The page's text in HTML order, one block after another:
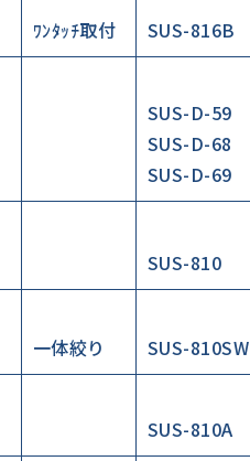
ﾜﾝﾀｯﾁ取付 SUS-816B
SUS-D-59
SUS-D-68
SUS-D-69
SUS-810
一体絞り SUS-810SW
SUS-810A